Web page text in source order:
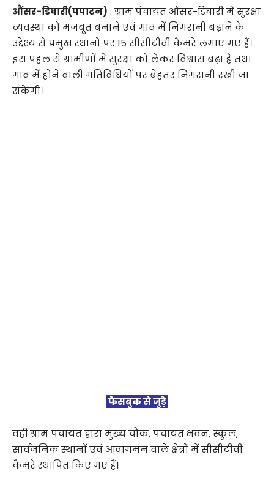
औंसर-डिघारी(पपाटन) : ग्राम पंचायत औंसर-डिघारी में सुरक्षा
व्यवस्था को मजबूत बनाने एवं गांव में निगरानी बढ़ाने के
उद्देश्य से प्रमुख स्थानों पर 15 सीसीटीवी कैमरे लगाए गए हैं।
इस पहल से ग्रामीणों में सुरक्षा को लेकर विश्वास बढ़ा है तथा
गांव में होने वाली गतिविधियों पर बेहतर निगरानी रखी जा
सकेगी।
फेसबुक से जुड़े
वहीं ग्राम पंचायत द्वारा मुख्य चौक, पंचायत भवन, स्कूल,
सार्वजनिक स्थानों एवं आवागमन वाले क्षेत्रों में सीसीटीवी
कैमरे स्थापित किए गए हैं।